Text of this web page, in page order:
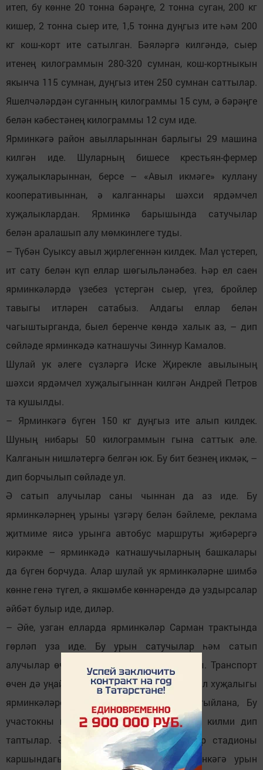
итеп, бу көнне 20 тонна бәрәңге, 2 тонна суган, 200 кг
кишер, 2 тонна сыер ите, 1,5 тонна дуңгыз ите һәм 200
кг кош-корт ите сатылган. Бәяләргә килгәндә, сыер
итенең килограммын 280-320 сумнан, кош-кортныкын
якынча 115 сумнан, дуңгыз итен 250 сумнан саттылар.
Яшелчәләрдән суганның килограммы 15 сум, ә бәрәңге
белән кәбестәнең килограммы 12 сум иде.
Ярминкәгә район авылларыннан барлыгы 29 машина
килгән иде. Шуларның бишесе крестьян-фермер
хуҗалыкларыннан, берсе – «Авыл икмәге» куллану
кооперативыннан, ә калганнары шәхси ярдәмчел
хуҗалыклардан. Ярминкә барышында сатучылар
белән аралашып алу мөмкинлеге туды.
– Түбән Суыксу авыл җирлегеннән килдек. Мал үстереп,
ит сату белән күп еллар шөгыльләнәбез. Һәр ел саен
ярминкәләрдә үзебез үстергән сыер, үгез, бройлер
тавыгы итләрен сатабыз. Алдагы еллар белән
чагыштырганда, быел беренче көндә халык аз, – дип
сөйләде ярминкәдә катнашучы Зиннур Камалов.
Шулай ук әлеге сүзләргә Иске Җирекле авылының
шәхси ярдәмчел хуҗалыгыннан килгән Андрей Петров
та кушылды.
– Ярминкәгә бүген 150 кг дуңгыз ите алып килдек.
Шуның нибары 50 килограммын гына саттык әле.
Калганын нишләтергә белгән юк. Бу бит безнең икмәк, –
дип борчылып сөйләде ул.
Ә сатып алучылар саны чыннан да аз иде. Бу
ярминкәләрнең урыны үзгәрү белән бәйлеме, реклама
җитмиме яисә урынга автобус маршруты җибәрергә
кирәкме – ярминкәдә катнашучыларның башкалары
да бүген борчуда. Алар шулай ук ярминкәләрне шимбә
көнне генә түгел, ә якшәмбе көннәрендә дә уздырсалар
әйбәт булыр иде, диләр.
– Әйе, узган елларда ярминкәләр Сарман трактында
гөрләп уза иде. Бу урын сатучылар һәм сатып
алучылар өчен отышлы территория булды. Транспорт
өчен дә уңайлы иде. Әмма һәр ел саен авыл хуҗалыгы
ярминкәләре уздыруның таләпләре катгыйлана, Бу
участокны юл йөрү кагыйдәләренә туры килми дип
таптылар. Әлегә ярминкә өчен Төзүчеләр стадионы
каршындагы мәйданчык бирелде. Ярминкәгә урын